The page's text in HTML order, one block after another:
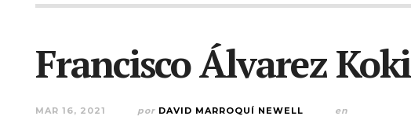
Francisco Álvarez Koki
MAR 16, 2021 por DAVID MARROQUÍ NEWELL en